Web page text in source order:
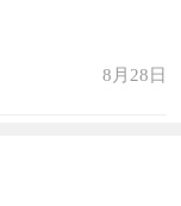
时冲动就做出伤
，可以佩戴与自
8月28日